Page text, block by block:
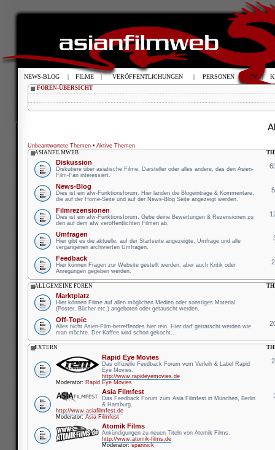
FOREN-ÜBERSICHT
Unbeantwortete Themen • Aktive Themen
ASIANFILMWEB
Diskussion
Diskutiere über asiatische Filme, Darsteller oder alles andere, das den Asien-
Film-Fan interessiert.
News-Blog
Dies ist ein afw-Funktionsforum. Hier landen die Blogeinträge & Kommentare,
die auf der Home-Seite und auf der News-Blog Seite angezeigt werden.
Filmrezensionen
Dies ist ein afw-Funktionsforum. Gebe deine Bewertungen & Rezensionen zu
den auf dem afw veröffentlichten Filmen ab.
Umfragen
Hier gibt es die aktuelle, auf der Startseite angezeigte, Umfrage und alle
vergangenen archivierten Umfragen.
Feedback
Hier können Fragen zur Website gestellt werden, aber auch Kritik oder
Anregungen gegeben werden.
ALLGEMEINE FOREN
Marktplatz
Hier können Filme auf allen möglichen Medien oder sonstiges Material
(Poster, Bücher etc.) angeboten oder getauscht werden.
Off-Topic
Alles nicht Asien-Film-betreffendes hier rein. Hier darf getratscht werden wie
man möchte. Der Kaffee wird schon gekocht...
EXTERN
Rapid Eye Movies
Das offizielle Feedback Forum vom Verleih & Label Rapid
Eye Movies.
http://www.rapideyemovies.de
Moderator: Rapid Eye Movies
Asia Filmfest
Das Feedback Forum zum Asia Filmfest in München, Berlin
& Hamburg.
http://www.asiafilmfest.de
Moderator: Asia Filmfest
Atomik Films
Ankündigungen zu neuen Titeln von Atomik Films.
http://www.atomik-films.de
Moderator: spannick
NEWS-BLOG | FILME | VERÖFFENTLICHUNGEN | PERSONEN | TV |